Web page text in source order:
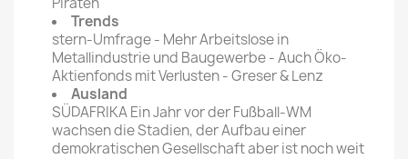
Trends
stern-Umfrage - Mehr Arbeitslose in
Metallindustrie und Baugewerbe - Auch Öko-
Aktienfonds mit Verlusten - Greser & Lenz
Ausland
SÜDAFRIKA Ein Jahr vor der Fußball-WM
wachsen die Stadien, der Aufbau einer
demokratischen Gesellschaft aber ist noch weit